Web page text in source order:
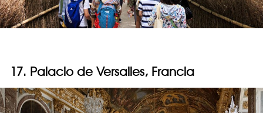
17. Palacio de Versalles, Francia